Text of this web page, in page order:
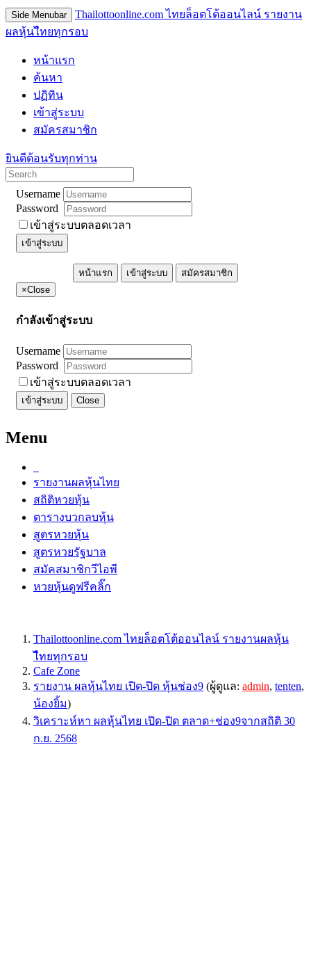
Side Menubar
Thailottoonline.com ไทยล็อตโต้ออนไลน์ รายงาน
ผลหุ้นไืทยทุกรอบ
หน้าแรก
ค้นหา
ปฏิทิน
เข้าสู่ระบบ
สมัครสมาชิก
ยินดีต้อนรับทุกท่าน
Username
Password
เข้าสู่ระบบตลอดเวลา
เข้าสู่ระบบ
หน้าแรก เข้าสู่ระบบ
สมัครสมาชิก
×Close
กำลังเข้าสู่ระบบ
Username
Password
เข้าสู่ระบบตลอดเวลา
เข้าสู่ระบบ Close
Menu
รายงานผลหุ้นไทย
สถิติหวยหุ้น
ตารางบวกลบหุ้น
สูตรหวยหุ้น
สูตรหวยรัฐบาล
สมัคสมาชิกวีไอพี
หวยหุ้นดูฟรีคลิ๊ก
Thailottoonline.com ไทยล็อตโต้ออนไลน์ รายงานผลหุ้น
ไืทยทุกรอบ
Cafe Zone
รายงาน ผลหุ้นไทย เปิด-ปิด หุ้นช่อง9 (ผู้ดูแล: admin, tenten,
น้องยิ้ม)
วิเคราะห์หา ผลหุ้นไทย เปิด-ปิด ตลาด+ช่อง9จากสถิติ 30
ก.ย. 2568